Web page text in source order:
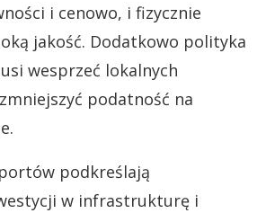
i cenowo, i fizycznie
jakość. Dodatkowo polityka
wesprzeć lokalnych
podatność na
podkreślają
w infrastrukturę i